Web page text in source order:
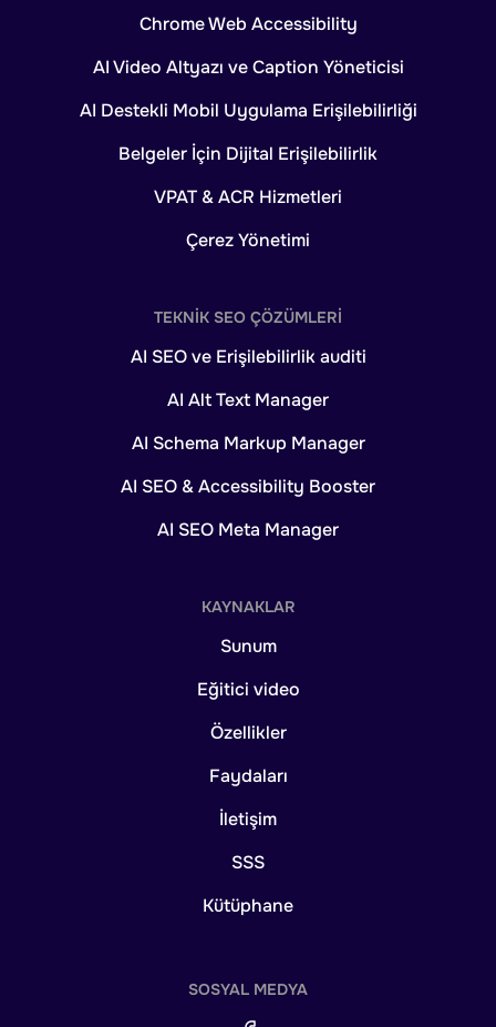
Chrome Web Accessibility
AI Video Altyazı ve Caption Yöneticisi
AI Destekli Mobil Uygulama Erişilebilirliği
Belgeler İçin Dijital Erişilebilirlik
VPAT & ACR Hizmetleri
Çerez Yönetimi
TEKNIK SEO ÇÖZÜMLERI
AI SEO ve Erişilebilirlik auditi
AI Alt Text Manager
AI Schema Markup Manager
AI SEO & Accessibility Booster
AI SEO Meta Manager
KAYNAKLAR
Sunum
Eğitici video
Özellikler
Faydaları
İletişim
SSS
Kütüphane
SOSYAL MEDYA